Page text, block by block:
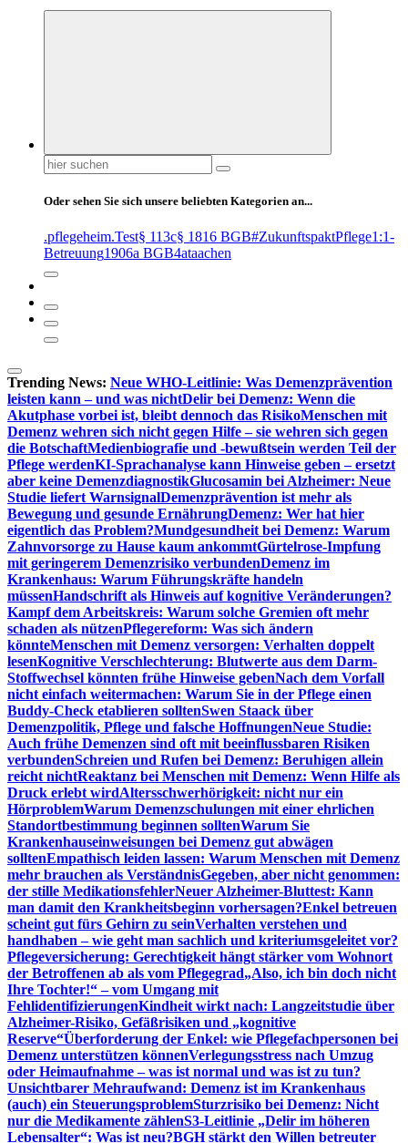
Suchen
nach:
Oder sehen Sie sich unsere beliebten Kategorien an...
.pflegeheim.Test§ 113c§ 1816 BGB#ZukunftspaktPflege1:1-
Betreuung1906a BGB4ataachen
Trending News: Neue WHO-Leitlinie: Was Demenzprävention
leisten kann – und was nichtDelir bei Demenz: Wenn die
Akutphase vorbei ist, bleibt dennoch das RisikoMenschen mit
Demenz wehren sich nicht gegen Hilfe – sie wehren sich gegen
die BotschaftMedienbiografie und -bewußtsein werden Teil der
Pflege werdenKI-Sprachanalyse kann Hinweise geben – ersetzt
aber keine DemenzdiagnostikGlucosamin bei Alzheimer: Neue
Studie liefert WarnsignalDemenzprävention ist mehr als
Bewegung und gesunde ErnährungDemenz: Wer hat hier
eigentlich das Problem?Mundgesundheit bei Demenz: Warum
Zahnvorsorge zu Hause kaum ankommtGürtelrose-Impfung
mit geringerem Demenzrisiko verbundenDemenz im
Krankenhaus: Warum Führungskräfte handeln
müssenHandschrift als Hinweis auf kognitive Veränderungen?
Kampf dem Arbeitskreis: Warum solche Gremien oft mehr
schaden als nützenPflegereform: Was sich ändern
könnteMenschen mit Demenz versorgen: Verhalten doppelt
lesenKognitive Verschlechterung: Blutwerte aus dem Darm-
Stoffwechsel könnten frühe Hinweise gebenNach dem Vorfall
nicht einfach weitermachen: Warum Sie in der Pflege einen
Buddy-Check etablieren solltenSwen Staack über
Demenzpolitik, Pflege und falsche HoffnungenNeue Studie:
Auch frühe Demenzen sind oft mit beeinflussbaren Risiken
verbundenSchreien und Rufen bei Demenz: Beruhigen allein
reicht nichtReaktanz bei Menschen mit Demenz: Wenn Hilfe als
Druck erlebt wirdAltersschwerhörigkeit: nicht nur ein
HörproblemWarum Demenzschulungen mit einer ehrlichen
Standortbestimmung beginnen solltenWarum Sie
Krankenhauseinweisungen bei Demenz gut abwägen
solltenEmpathisch leiden lassen: Warum Menschen mit Demenz
mehr brauchen als VerständnisGegeben, aber nicht genommen:
der stille MedikationsfehlerNeuer Alzheimer-Bluttest: Kann
man damit den Krankheitsbeginn vorhersagen?Enkel betreuen
scheint gut fürs Gehirn zu seinVerhalten verstehen und
handhaben – wie geht man sachlich und kriteriumsgeleitet vor?
Pflegeversicherung: Gerechtigkeit hängt stärker vom Wohnort
der Betroffenen ab als vom Pflegegrad„Also, ich bin doch nicht
Ihre Tochter!“ – vom Umgang mit
FehlidentifizierungenKindheit wirkt nach: Langzeitstudie über
Alzheimer-Risiko, Gefäßrisiken und „kognitive
Reserve“Überforderung der Enkel: wie Pflegefachpersonen bei
Demenz unterstützen könnenVerlegungsstress nach Umzug
oder Heimaufnahme – was ist normal und was ist zu tun?
Unsichtbarer Mehraufwand: Demenz ist im Krankenhaus
(auch) ein SteuerungsproblemSturzrisiko bei Demenz: Nicht
nur die Medikamente zählenS3-Leitlinie „Delir im höheren
Lebensalter“: Was ist neu?BGH stärkt den Willen betreuter